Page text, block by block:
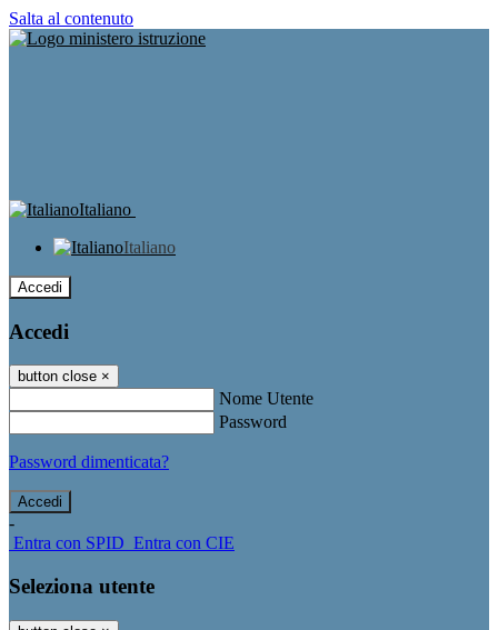
Salta al contenuto
Italiano
Italiano
Accedi
Accedi
button close ×
Nome Utente
Password
Password dimenticata?
-
Entra con SPID Entra con CIE
Seleziona utente